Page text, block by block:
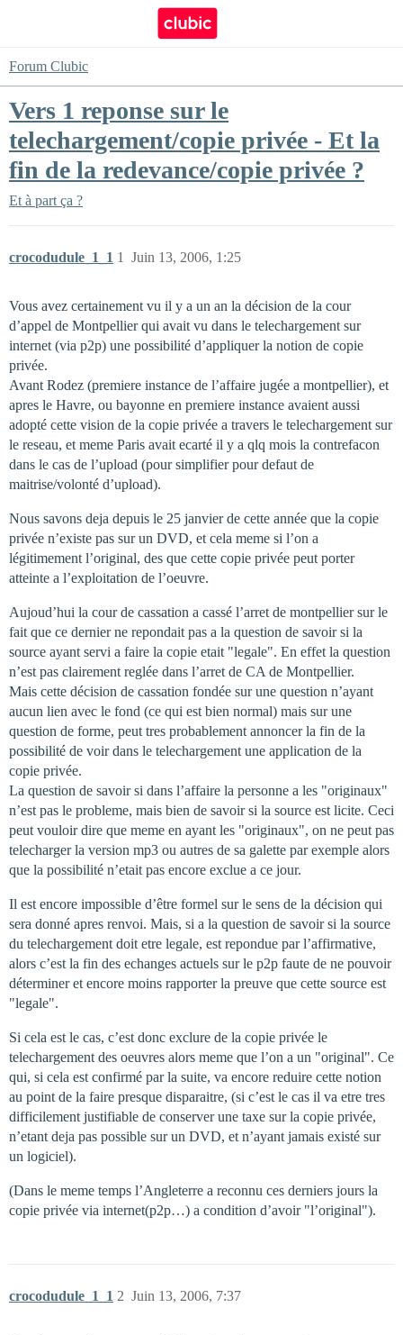
Forum Clubic
Vers 1 reponse sur le
telechargement/copie privée - Et la
fin de la redevance/copie privée ?
Et à part ça ?
crocodudule_1_1 Juin 13, 2006, 1:25
1
Vous avez certainement vu il y a un an la décision de la cour
d’appel de Montpellier qui avait vu dans le telechargement sur
internet (via p2p) une possibilité d’appliquer la notion de copie
privée.
Avant Rodez (premiere instance de l’affaire jugée a montpellier), et
apres le Havre, ou bayonne en premiere instance avaient aussi
adopté cette vision de la copie privée a travers le telechargement sur
le reseau, et meme Paris avait ecarté il y a qlq mois la contrefacon
dans le cas de l’upload (pour simplifier pour defaut de
maitrise/volonté d’upload).
Nous savons deja depuis le 25 janvier de cette année que la copie
privée n’existe pas sur un DVD, et cela meme si l’on a
légitimement l’original, des que cette copie privée peut porter
atteinte a l’exploitation de l’oeuvre.
Aujoud’hui la cour de cassation a cassé l’arret de montpellier sur le
fait que ce dernier ne repondait pas a la question de savoir si la
source ayant servi a faire la copie etait "legale". En effet la question
n’est pas clairement reglée dans l’arret de CA de Montpellier.
Mais cette décision de cassation fondée sur une question n’ayant
aucun lien avec le fond (ce qui est bien normal) mais sur une
question de forme, peut tres probablement annoncer la fin de la
possibilité de voir dans le telechargement une application de la
copie privée.
La question de savoir si dans l’affaire la personne a les "originaux"
n’est pas le probleme, mais bien de savoir si la source est licite. Ceci
peut vouloir dire que meme en ayant les "originaux", on ne peut pas
telecharger la version mp3 ou autres de sa galette par exemple alors
que la possibilité n’etait pas encore exclue a ce jour.
Il est encore impossible d’être formel sur le sens de la décision qui
sera donné apres renvoi. Mais, si a la question de savoir si la source
du telechargement doit etre legale, est repondue par l’affirmative,
alors c’est la fin des echanges actuels sur le p2p faute de ne pouvoir
déterminer et encore moins rapporter la preuve que cette source est
"legale".
Si cela est le cas, c’est donc exclure de la copie privée le
telechargement des oeuvres alors meme que l’on a un "original". Ce
qui, si cela est confirmé par la suite, va encore reduire cette notion
au point de la faire presque disparaitre, (si c’est le cas il va etre tres
difficilement justifiable de conserver une taxe sur la copie privée,
n’etant deja pas possible sur un DVD, et n’ayant jamais existé sur
un logiciel).
(Dans le meme temps l’Angleterre a reconnu ces derniers jours la
copie privée via internet(p2p…) a condition d’avoir "l’original").
crocodudule_1_1 Juin 13, 2006, 7:37
2